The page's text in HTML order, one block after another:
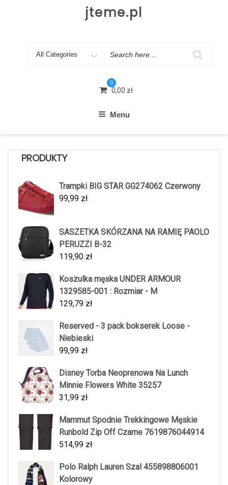
jteme.pl
Search
0
0,00 zł
Menu
PRODUKTY
Trampki BIG STAR GG274062 Czerwony
99,99 zł
SASZETKA SKÓRZANA NA RAMIĘ PAOLO
PERUZZI B-32
119,90 zł
Koszulka męska UNDER ARMOUR
1329585-001 : Rozmiar - M
129,79 zł
Reserved - 3 pack bokserek Loose -
Niebieski
99,99 zł
Disney Torba Neoprenowa Na Lunch
Minnie Flowers White 35257
31,99 zł
Mammut Spodnie Trekkingowe Męskie
Runbold Zip Off Czarne 7619876044914
514,99 zł
Polo Ralph Lauren Szal 455898806001
Kolorowy